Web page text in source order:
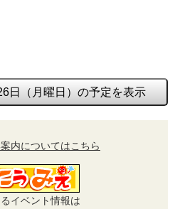
日（月曜日）の予定を表示
内についてはこちら
イベント情報は